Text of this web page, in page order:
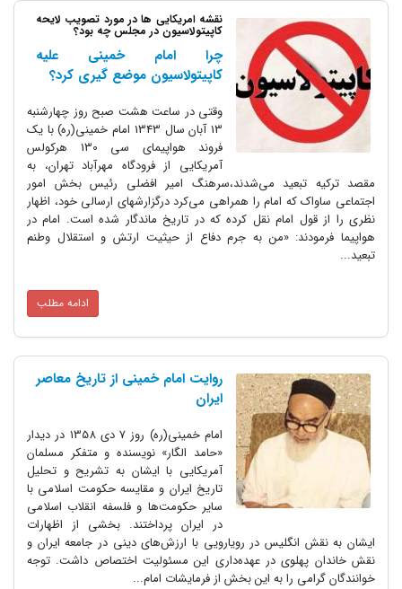
نقشه امریکایی ها در مورد تصویب لایحه
کاپیتولاسیون در مجلس چه بود؟
چرا امام خمینی علیه
کاپیتولاسیون موضع گیری کرد؟
وقتی در ساعت هشت صبح روز چهارشنبه
13 آبان سال 1343 امام خمینی(ره) با یک
فروند هواپیماى سی 130 هرکولس
آمریکایى از فرودگاه مهرآباد تهران، به
مقصد ترکیه تبعید می‌شدند،سرهنگ امیر افضلى رئیس بخش امور
اجتماعى ساواک که امام را همراهى مى‌کرد درگزارشهاى ارسالی خود، اظهار
نظری را از قول امام نقل کرده که در تاریخ ماندگار شده است. امام در
هواپیما فرمودند: «من به جرم دفاع از حیثیت ارتش و استقلال وطنم
تبعید...
ادامه مطلب
روایت امام خمینی از تاریخ معاصر
ایران
امام خمینی(ره) روز 7 دی 1358 در دیدار
«حامد الگار» نویسنده و متفکر مسلمان
آمریکایی با ایشان به تشریح و تحلیل
تاریخ ایران و مقایسه حکومت اسلامی با
سایر حکومت‌ها و فلسفه انقلاب اسلامی
در ایران پرداختند. بخشی از اظهارات
ایشان به نقش انگلیس در رویارویی با ارزش‌های دینی در جامعه ایران و
نقش خاندان پهلوی در عهده‌داری این مسئولیت اختصاص داشت. توجه
خوانندگان گرامی را به این بخش از فرمایشات امام...